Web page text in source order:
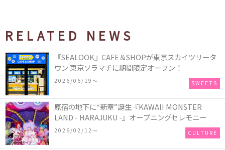
RELATED NEWS
『SEALOOK』CAFE＆SHOPが東京スカイツリータ
ウン 東京ソラマチに期間限定オープン！
2026/06/19〜 SWEETS
原宿の地下に“新章”誕生――『KAWAII MONSTER
LAND - HARAJUKU -』オープニングセレモニー
2026/02/12〜 CULTURE